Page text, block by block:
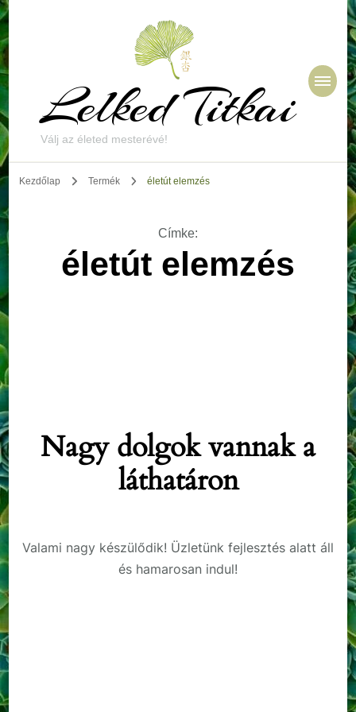
Lelked Titkai
Válj az életed mesterévé!
Kezdőlap Termék életút elemzés
Címke:
életút elemzés
Nagy dolgok vannak a
láthatáron
Valami nagy készülődik! Üzletünk fejlesztés alatt áll
és hamarosan indul!